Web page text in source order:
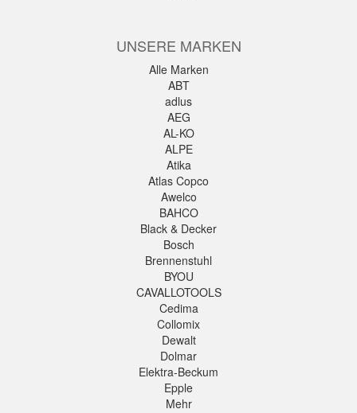
UNSERE MARKEN
Alle Marken
ABT
adlus
AEG
AL-KO
ALPE
Atika
Atlas Copco
Awelco
BAHCO
Black & Decker
Bosch
Brennenstuhl
BYOU
CAVALLOTOOLS
Cedima
Collomix
Dewalt
Dolmar
Elektra-Beckum
Epple
Mehr